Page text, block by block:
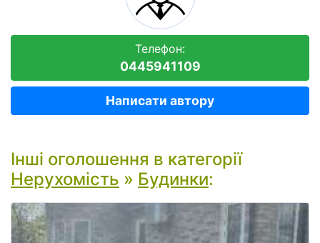
Телефон:
0445941109
Написати автору
Інші оголошення в категорії
Нерухомість » Будинки: